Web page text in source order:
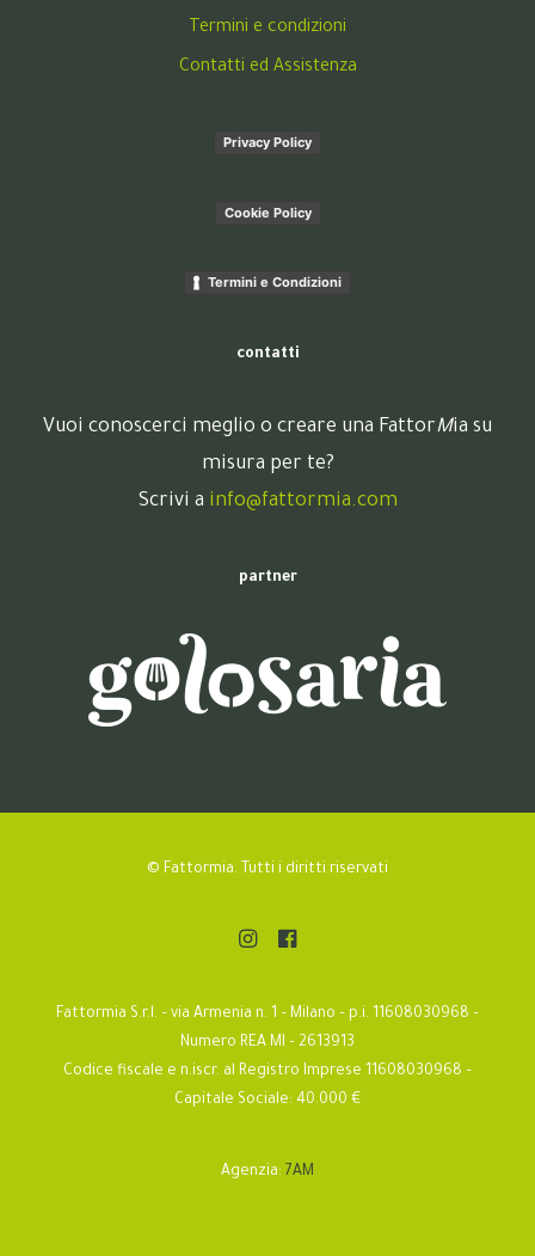
Termini e condizioni
Contatti ed Assistenza
Privacy Policy
Cookie Policy
Termini e Condizioni
contatti
Vuoi conoscerci meglio o creare una FattorMia su
misura per te?
Scrivi a info@fattormia.com
partner
© Fattormia. Tutti i diritti riservati
Fattormia S.r.l. – via Armenia n. 1 – Milano – p.i. 11608030968 –
Numero REA MI – 2613913
Codice fiscale e n.iscr. al Registro Imprese 11608030968 –
Capitale Sociale: 40.000 €
Agenzia: 7AM